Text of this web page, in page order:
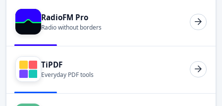
RadioFM Pro
Radio without borders
TiPDF
Everyday PDF tools